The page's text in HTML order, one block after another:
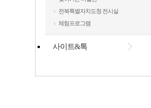
전북특별자치도청 전시실
체험프로그램
사이트&톡